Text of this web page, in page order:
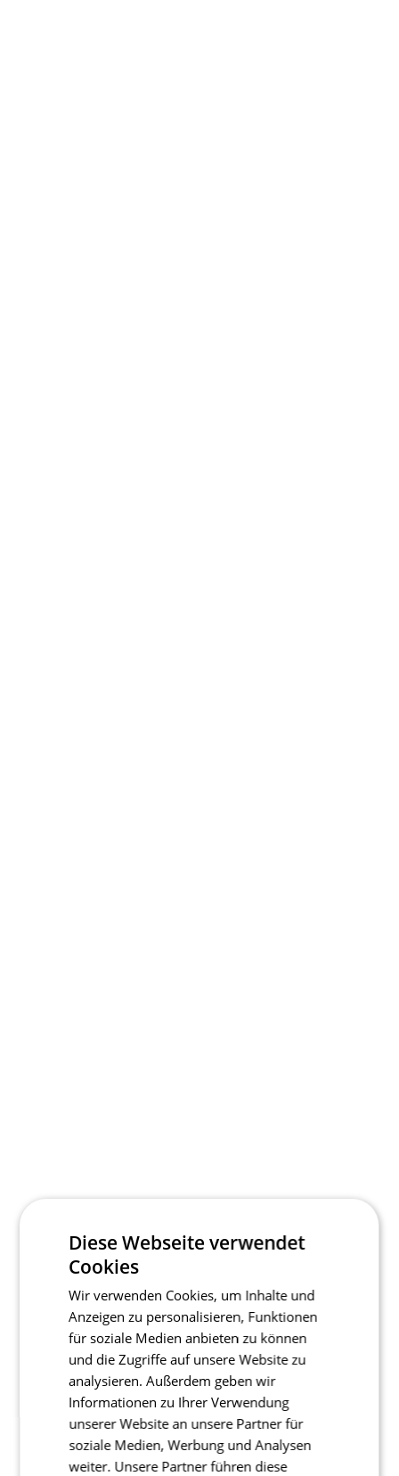
Diese Webseite verwendet
Cookies
Wir verwenden Cookies, um Inhalte und
Anzeigen zu personalisieren, Funktionen
für soziale Medien anbieten zu können
und die Zugriffe auf unsere Website zu
analysieren. Außerdem geben wir
Informationen zu Ihrer Verwendung
unserer Website an unsere Partner für
soziale Medien, Werbung und Analysen
weiter. Unsere Partner führen diese